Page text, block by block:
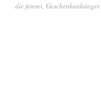
die feierei Geschenkanhänger,